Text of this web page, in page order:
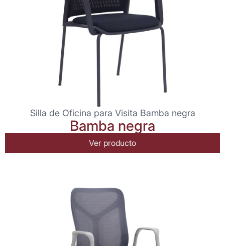
Silla de Oficina para Visita Bamba negra
Bamba negra
Ver producto